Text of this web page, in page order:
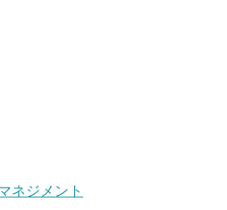
ネジメント